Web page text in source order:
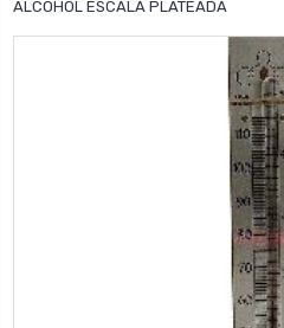
ALCOHOL ESCALA PLATEADA